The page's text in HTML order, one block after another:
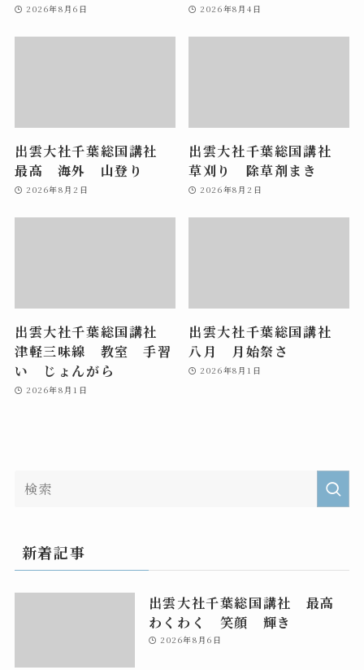
2026年8月6日 2026年8月4日
出雲大社千葉総国講社
最高 海外 山登り
2026年8月2日
出雲大社千葉総国講社
草刈り 除草剤まき
2026年8月2日
出雲大社千葉総国講社
津軽三味線 教室 手習
い じょんがら
2026年8月1日
出雲大社千葉総国講社
八月 月始祭さ
2026年8月1日
新着記事
出雲大社千葉総国講社 最高
わくわく 笑顔 輝き
2026年8月6日